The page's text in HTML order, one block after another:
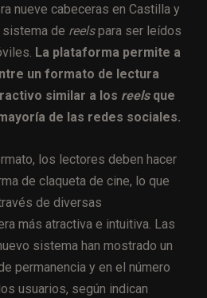
nueve cabeceras en Castilla y
sistema de reelspara ser leídos
La plataforma permite a
un formato de lectura
similar a los reelsque
de las redes sociales.
los lectores deben hacer
de claqueta de cine, lo que
de diversas
más atractiva e intuitiva. Las
sistema han mostrado un
permanencia y en el número
usuarios, según indican